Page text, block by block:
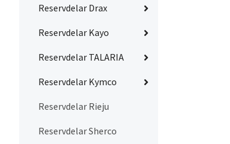
Reservdelar Drax
Reservdelar Kayo
Reservdelar TALARIA
Reservdelar Kymco
Reservdelar Rieju
Reservdelar Sherco